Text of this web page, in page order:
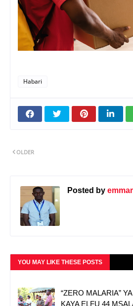
Habari
OLDER
Posted by
YOU MAY LIKE THESE POSTS
“ZERO MALARIA”
KAYA ELFU 44